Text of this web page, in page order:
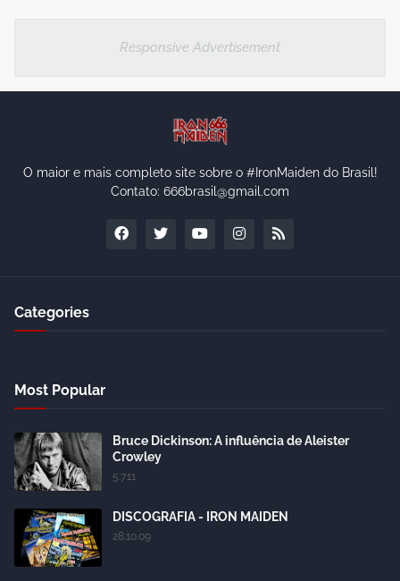
Responsive Advertisement
O maior e mais completo site sobre o #IronMaiden do Brasil!
Contato: 666brasil@gmail.com
Categories
Most Popular
Bruce Dickinson: A influência de Aleister
Crowley
5.7.11
DISCOGRAFIA - IRON MAIDEN
28.10.09